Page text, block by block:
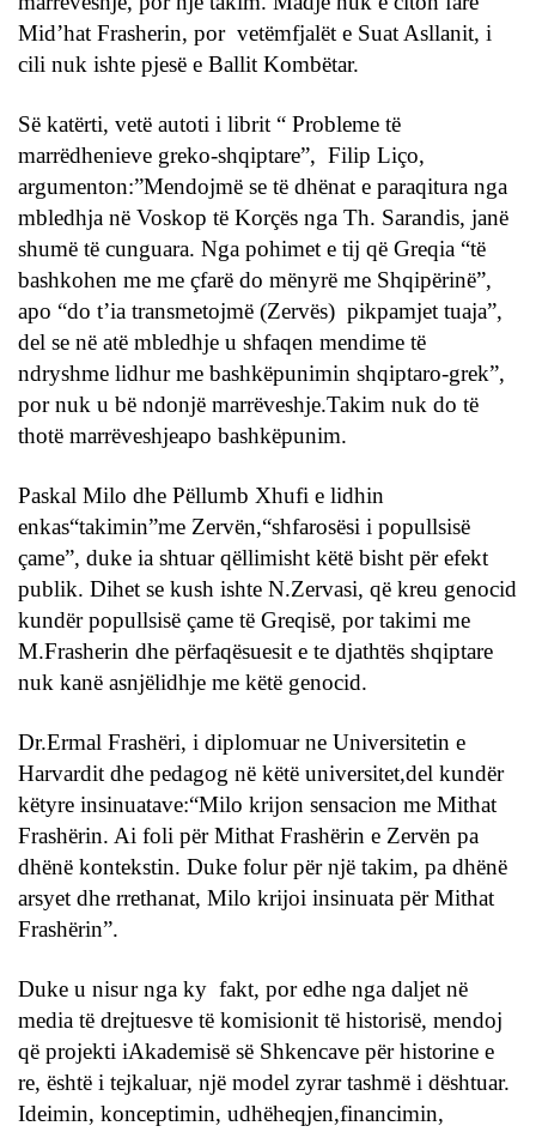
Mid’hat Frasherin, por vetëmfjalët e Suat Asllanit, i
cili nuk ishte pjesë e Ballit Kombëtar.
Së katërti, vetë autoti i librit “ Probleme të
marrëdhenieve greko-shqiptare”, Filip Liço,
argumenton:”Mendojmë se të dhënat e paraqitura nga
mbledhja në Voskop të Korçës nga Th. Sarandis, janë
shumë të cunguara. Nga pohimet e tij që Greqia “të
bashkohen me me çfarë do mënyrë me Shqipërinë”,
apo “do t’ia transmetojmë (Zervës) pikpamjet tuaja”,
del se në atë mbledhje u shfaqen mendime të
ndryshme lidhur me bashkëpunimin shqiptaro-grek”,
por nuk u bë ndonjë marrëveshje.Takim nuk do të
thotë marrëveshjeapo bashkëpunim.
Paskal Milo dhe Pëllumb Xhufi e lidhin
enkas“takimin”me Zervën,“shfarosësi i popullsisë
çame”, duke ia shtuar qëllimisht këtë bisht për efekt
publik. Dihet se kush ishte N.Zervasi, që kreu genocid
kundër popullsisë çame të Greqisë, por takimi me
M.Frasherin dhe përfaqësuesit e te djathtës shqiptare
nuk kanë asnjëlidhje me këtë genocid.
Dr.Ermal Frashëri, i diplomuar ne Universitetin e
Harvardit dhe pedagog në këtë universitet,del kundër
këtyre insinuatave:“Milo krijon sensacion me Mithat
Frashërin. Ai foli për Mithat Frashërin e Zervën pa
dhënë kontekstin. Duke folur për një takim, pa dhënë
arsyet dhe rrethanat, Milo krijoi insinuata për Mithat
Frashërin”.
Duke u nisur nga ky fakt, por edhe nga daljet në
media të drejtuesve të komisionit të historisë, mendoj
që projekti iAkademisë së Shkencave për historine e
re, është i tejkaluar, një model zyrar tashmë i dështuar.
Ideimin, konceptimin, udhëheqjen,financimin,